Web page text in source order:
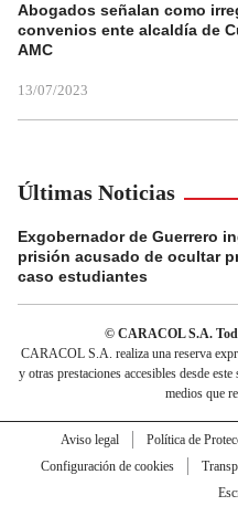
Abogados señalan como
convenios ente alcaldía de
AMC
13/07/2023
Últimas Noticias
Exgobernador de Guerrero
prisión acusado de ocultar
caso estudiantes
© CARACOL S.A.
CARACOL S.A. realiza una reserva
y otras prestaciones accesibles desde
medios que
Aviso legal Política de
Configuración de cookies